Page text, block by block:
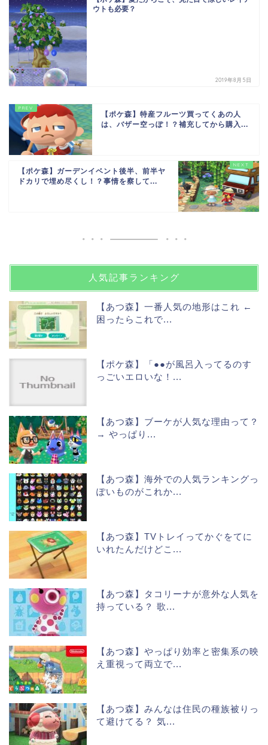
ウトも必要？
2019年8月5日
【ポケ森】特産フルーツ買ってくあの人
は、バザー空っぽ！？補充してから購入...
【ポケ森】ガーデンイベント後半、前半ヤ
ドカリで埋め尽くし！？事情を察して...
人気記事ランキング
【あつ森】一番人気の地形はこれ ←
困ったらこれで...
【ポケ森】「●●が風呂入ってるのす
っごいエロいな！...
【あつ森】ブーケが人気な理由って？
→ やっぱり...
【あつ森】海外での人気ランキングっ
ぽいものがこれか...
【あつ森】TVトレイってかぐをてに
いれたんだけどこ...
【あつ森】タコリーナが意外な人気を
持っている？ 歌...
【あつ森】やっぱり効率と密集系の映
え重視って両立で...
【あつ森】みんなは住民の種族被りっ
て避けてる？ 気...